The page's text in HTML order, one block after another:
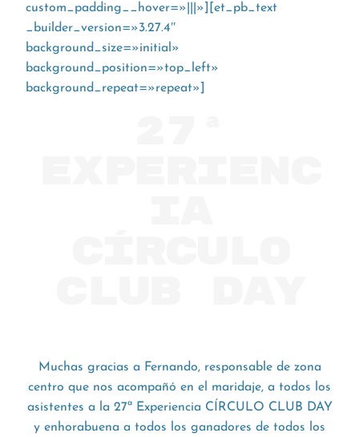
custom_padding__hover=»|||»][et_pb_text
_builder_version=»3.27.4″
background_size=»initial»
background_position=»top_left»
background_repeat=»repeat»]
Muchas gracias a Fernando, responsable de zona
centro que nos acompañó en el maridaje, a todos los
asistentes a la 27ª Experiencia CÍRCULO CLUB DAY
y enhorabuena a todos los ganadores de todos los